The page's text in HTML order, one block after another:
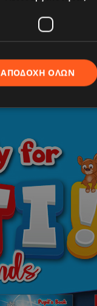
ΑΠΟΔΟΧΉ ΌΛΩΝ